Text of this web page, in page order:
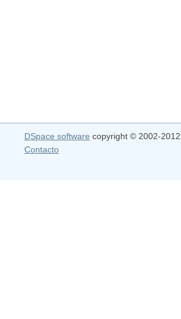
DSpace software copyright © 2002-2012
Contacto